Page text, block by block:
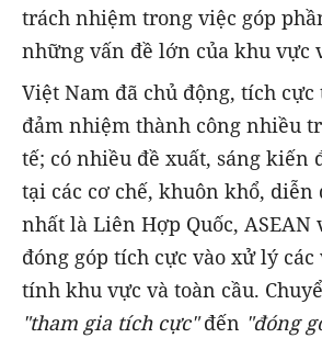
trách nhiệm trong việc góp
những vấn đề lớn của khu vực
Việt Nam đã chủ động, tích cực
đảm nhiệm thành công nhiều
tế; có nhiều đề xuất, sáng kiến
tại các cơ chế, khuôn khổ, diễn
nhất là Liên Hợp Quốc, ASEAN
đóng góp tích cực vào xử lý
tính khu vực và toàn cầu.
"tham gia tích cực"đến "đóng